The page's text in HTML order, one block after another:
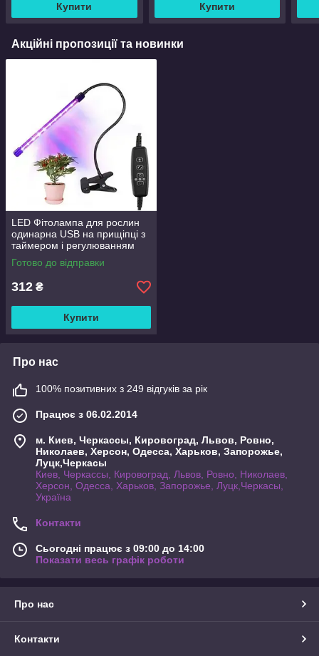
Купити Купити
Акційні пропозиції та новинки
LED Фітолампа для рослин
одинарна USB на прищіпці з
таймером і регулюванням
яскравості
Готово до відправки
312 ₴
Купити
Про нас
100% позитивних з 249 відгуків за рік
Працює з 06.02.2014
м. Киев, Черкассы, Кировоград, Львов, Ровно,
Николаев, Херсон, Одесса, Харьков, Запорожье,
Луцк,Черкасы
Киев, Черкассы, Кировоград, Львов, Ровно, Николаев,
Херсон, Одесса, Харьков, Запорожье, Луцк,Черкасы,
Україна
Контакти
Сьогодні працює з 09:00 до 14:00
Показати весь графік роботи
Про нас
Контакти